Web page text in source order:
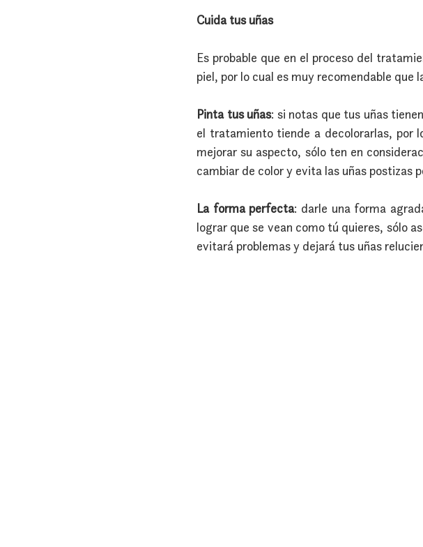
Cuida tus uñas
Es probable que en el proceso del
piel, por lo cual es muy recomendable que
Pinta tus uñas: si notas que tus uñas
el tratamiento tiende a decolorarlas, por
mejorar su aspecto, sólo ten en
cambiar de color y evita las uñas postizas
La forma perfecta: darle una forma
lograr que se vean como tú quieres, sólo
evitará problemas y dejará tus uñas